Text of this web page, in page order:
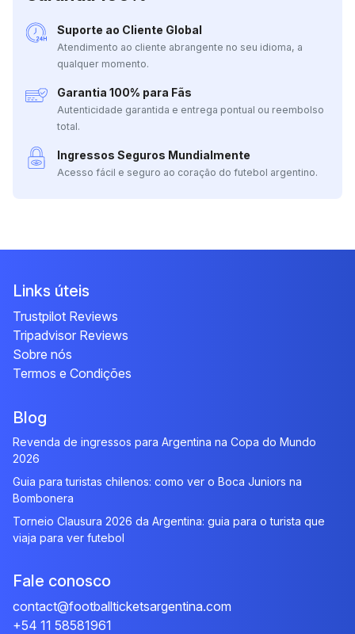
Suporte ao Cliente Global
Atendimento ao cliente abrangente no seu idioma, a
qualquer momento.
Garantia 100% para Fãs
Autenticidade garantida e entrega pontual ou reembolso
total.
Ingressos Seguros Mundialmente
Acesso fácil e seguro ao coração do futebol argentino.
Links úteis
Trustpilot Reviews
Tripadvisor Reviews
Sobre nós
Termos e Condições
Blog
Revenda de ingressos para Argentina na Copa do Mundo
2026
Guia para turistas chilenos: como ver o Boca Juniors na
Bombonera
Torneio Clausura 2026 da Argentina: guia para o turista que
viaja para ver futebol
Fale conosco
contact@footballticketsargentina.com
+54 11 58581961